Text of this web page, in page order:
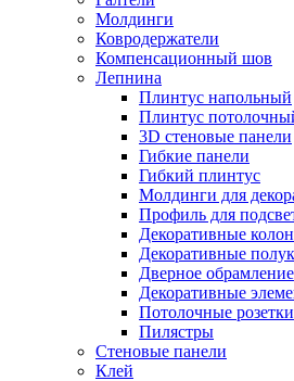
Молдинги
Ковродержатели
Компенсационный шов
Лепнина
Плинтус напольный
Плинтус
3D стеновые панели
Гибкие панели
Гибкий плинтус
Молдинги для
Профиль для
Декоративные
Декоративные
Дверное обрамление
Декоративные
Потолочные розетки
Пилястры
Стеновые панели
Клей